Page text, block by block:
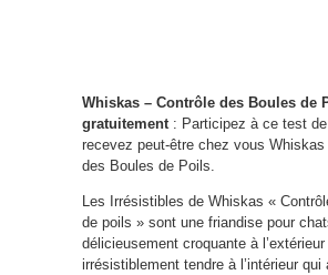
Whiskas – Contrôle des Boules de
gratuitement : Participez à ce test
recevez peut-être chez vous Whiskas
des Boules de Poils.
Les Irrésistibles de Whiskas «
de poils » sont une friandise pour
délicieusement croquante à
irrésistiblement tendre à l’intérieur qui